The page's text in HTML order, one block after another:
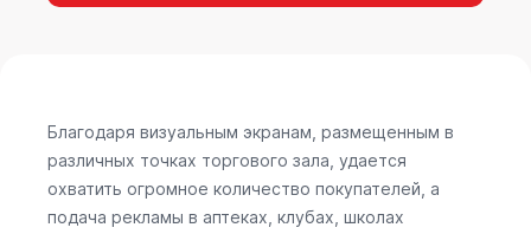
Indoor рекламы.
Благодаря визуальным экранам, размещенным в
различных точках торгового зала, удается
охватить огромное количество покупателей, а
подача рекламы в аптеках, клубах, школах